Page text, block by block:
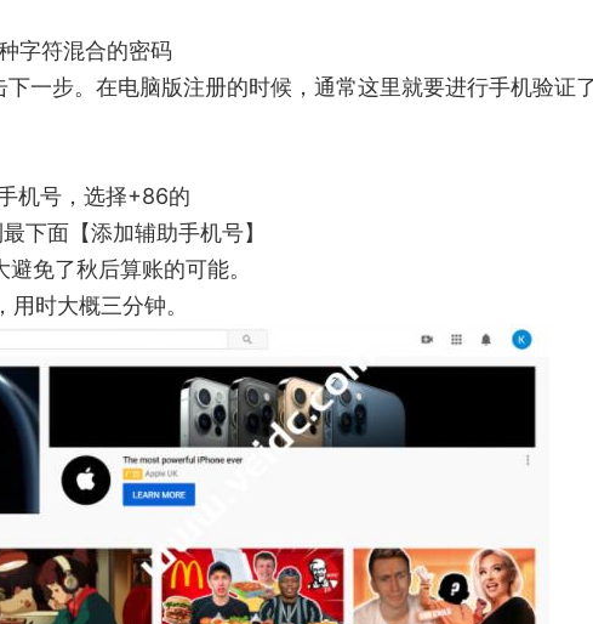
字符混合的密码
一步。在电脑版注册的时候，通常这里就要进行手机验证了
机号，选择+86的
下面【添加辅助手机号】
免了秋后算账的可能。
时大概三分钟。